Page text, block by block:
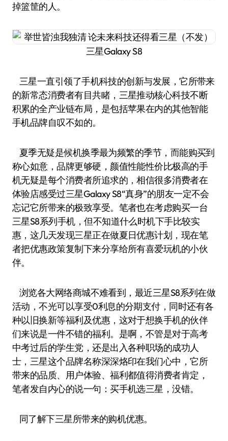
掉篮筐的人。
三星Galaxy S8
三星一直引领了手机科技的创新与发展，它所带来
的新常态消费者有目共睹，三星推动核心科技不断
积累的全产业链布局，是包括苹果在内的其他智能
手机品牌自叹不如的。
夏季无疑是候机换季最为频繁的季节，而能购买到
称心如意，品牌更够硬，颜值性能性价比极高的手
机无疑是每个消费者所追求的，相信很多消费者在
体验店感受过三星Galaxy S8“真身”的朋友一定不会
忘记它所带来的极致享受。笔者也在考虑购买一台
三星S8系列手机，但不知道什么时机下手比较实
惠，这几天发现三星正在做夏日优惠计划，现在笔
者把优惠政策复制下来分享给所有喜爱玩机的小伙
伴。
浏览各大网络商城不难看到，最近三星S8系列在做
活动，不光可以享受0利息的分期支付，同时还有各
种以旧换新等福利及优惠，这对于想换手机的伙伴
们来说是一件不错的福利。是啊，不管是对于高考
中考过后的学生党，还是出入各种职场的成功人
士，三星这个品牌名称深深烙印在我们心中，它所
带来的品质、用户体验、福利都值得消费者肯定，
笔者发自内心的说一句：买手机选三星，没错。
同了解下三星所带来的购机优惠。